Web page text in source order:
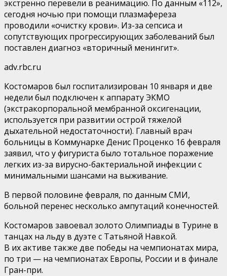
экстренно перевели в реанимацию. По данным «112»,
сегодня ночью при помощи плазмафереза
проводили «очистку крови». Из-за сепсиса и
сопутствующих прогрессирующих заболеваний был
поставлен диагноз «вторичный менингит».
adv.rbc.ru
Костомаров был госпитализирован 10 января и две
недели был подключен к аппарату ЭКМО
(экстракорпоральной мембранной оксигенации,
используется при развитии острой тяжелой
дыхательной недостаточности). Главный врач
больницы в Коммунарке Денис Проценко 16 февраля
заявил, что у фигуриста было тотальное поражение
легких из-за вирусно-бактериальной инфекции с
минимальными шансами на выживание.
В первой половине февраля, по данным СМИ,
больной перенес несколько ампутаций конечностей.
Костомаров завоевал золото Олимпиады в Турине в
танцах на льду в дуэте с Татьяной Навкой.
В их активе также две победы на чемпионатах мира,
по три — на чемпионатах Европы, России и в финале
Гран-при.